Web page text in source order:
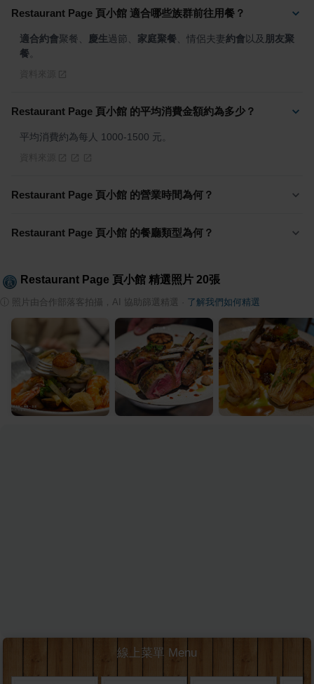
Restaurant Page 頁小館 適合哪些族群前往用餐？
適合約會聚餐、 慶生過節、 家庭聚餐 、情侶夫妻約會以及 朋友聚
餐
Restaurant Page 頁小館 的平均消費金額約為多少？
平均消費約為每人 1000-1500 元。
Restaurant Page 頁小館 的營業時間為何？
Restaurant Page 頁小館 的餐廳類型為何？
Restaurant Page 頁小館 精選照片 20張
照片由合作部落客拍攝，AI 協助篩選精選 了解我們如何精選
線上菜單 Menu